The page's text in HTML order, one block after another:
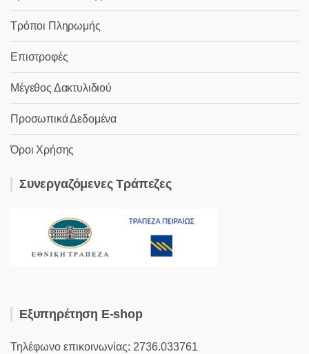
Τρόποι Πληρωμής
Επιστροφές
Μέγεθος Δακτυλιδιού
Προσωπικά Δεδομένα
Όροι Χρήσης
Συνεργαζόμενες Τράπεζες
Εξυπηρέτηση E-shop
Τηλέφωνο επικοινωνίας: 2736.033761